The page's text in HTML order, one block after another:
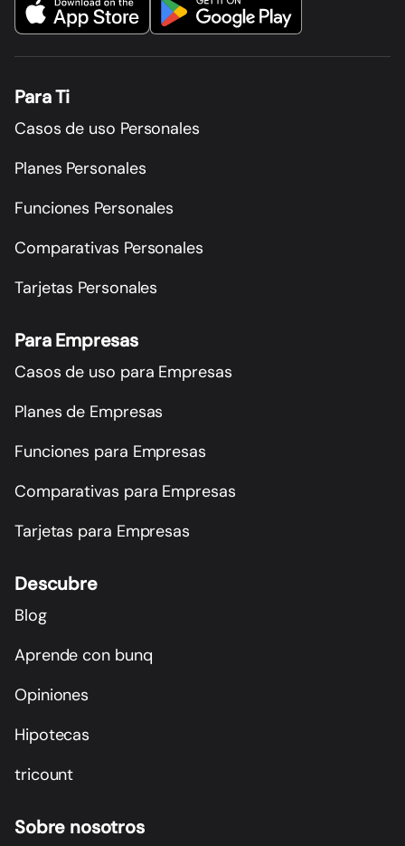
Para Ti
Casos de uso Personales
Planes Personales
Funciones Personales
Comparativas Personales
Tarjetas Personales
Para Empresas
Casos de uso para Empresas
Planes de Empresas
Funciones para Empresas
Comparativas para Empresas
Tarjetas para Empresas
Descubre
Blog
Aprende con bunq
Opiniones
Hipotecas
tricount
Sobre nosotros